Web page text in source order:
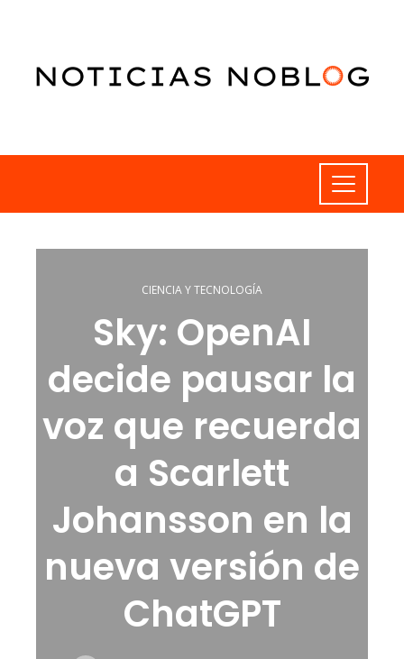
CIENCIA Y TECNOLOGÍA
Sky: OpenAI
decide pausar la
voz que recuerda
a Scarlett
Johansson en la
nueva versión de
ChatGPT